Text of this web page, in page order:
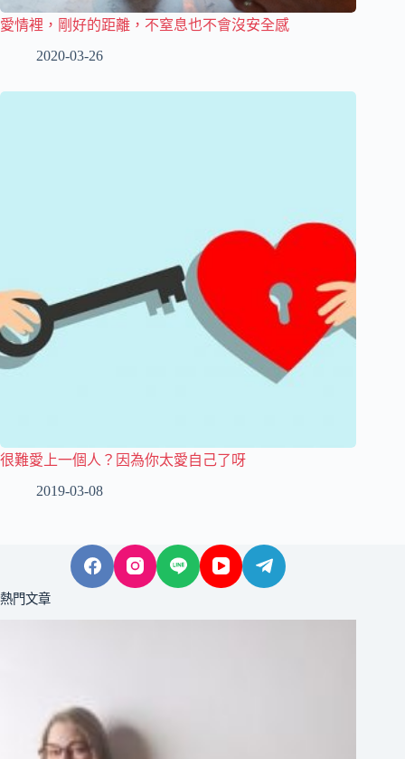
愛情裡，剛好的距離，不窒息也不會沒安全感
2020-03-26
很難愛上一個人？因為你太愛自己了呀
2019-03-08
熱門文章